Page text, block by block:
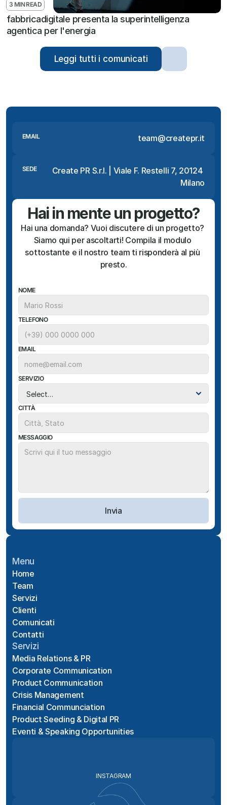
3 MIN READ
fabbricadigitale presenta la superintelligenza
agentica per l'energia
Leggi tutti i comunicati
EMAIL team@createpr.it
SEDE
Create PR S.r.l. | Viale F. Restelli 7, 20124
Milano
Hai in mente un progetto?
Hai una domanda? Vuoi discutere di un progetto?
Siamo qui per ascoltarti! Compila il modulo
sottostante e il nostro team ti risponderà al più
presto.
NOME
TELEFONO
EMAIL
SERVIZIO
CITTÀ
MESSAGGIO
Invia
INSTAGRAM
Menu
Home
Team
Servizi
Clienti
Comunicati
Contatti
Servizi
Media Relations & PR
Corporate Communication
Product Communication
Crisis Management
Financial Communciation
Product Seeding & Digital PR
Eventi & Speaking Opportunities